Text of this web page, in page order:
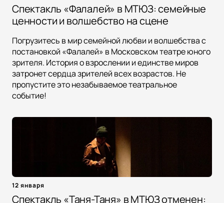
Спектакль «Фалалей» в МТЮЗ: семейные
ценности и волшебство на сцене
Погрузитесь в мир семейной любви и волшебства с
постановкой «Фалалей» в Московском театре юного
зрителя. История о взрослении и единстве миров
затронет сердца зрителей всех возрастов. Не
пропустите это незабываемое театральное
событие!
12 января
Спектакль «Таня-Таня» в МТЮЗ отменен: